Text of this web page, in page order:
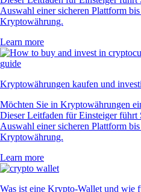
Auswahl einer sicheren Plattform
Kryptowährung.
Learn more
Kryptowährungen kaufen und
Möchten Sie in Kryptowährungen
Dieser Leitfaden für Einsteiger
Auswahl einer sicheren Plattform
Kryptowährung.
Learn more
Was ist eine Krypto-Wallet und wie